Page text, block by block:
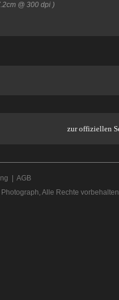
@ 300 dpi )
zur offiziellen
AGB
Photograph, Alle Rechte